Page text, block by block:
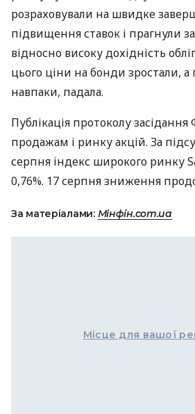
розраховували на швидке
підвищення ставок і прагнули
відносно високу дохідність
цього ціни на бонди зростали, а
навпаки, падала.
Публікація протоколу
продажам і ринку акцій. За
серпня індекс широкого ринку
0,76%. 17 серпня зниження
За матеріалами: Мінфін.com.ua
Місце для вашої